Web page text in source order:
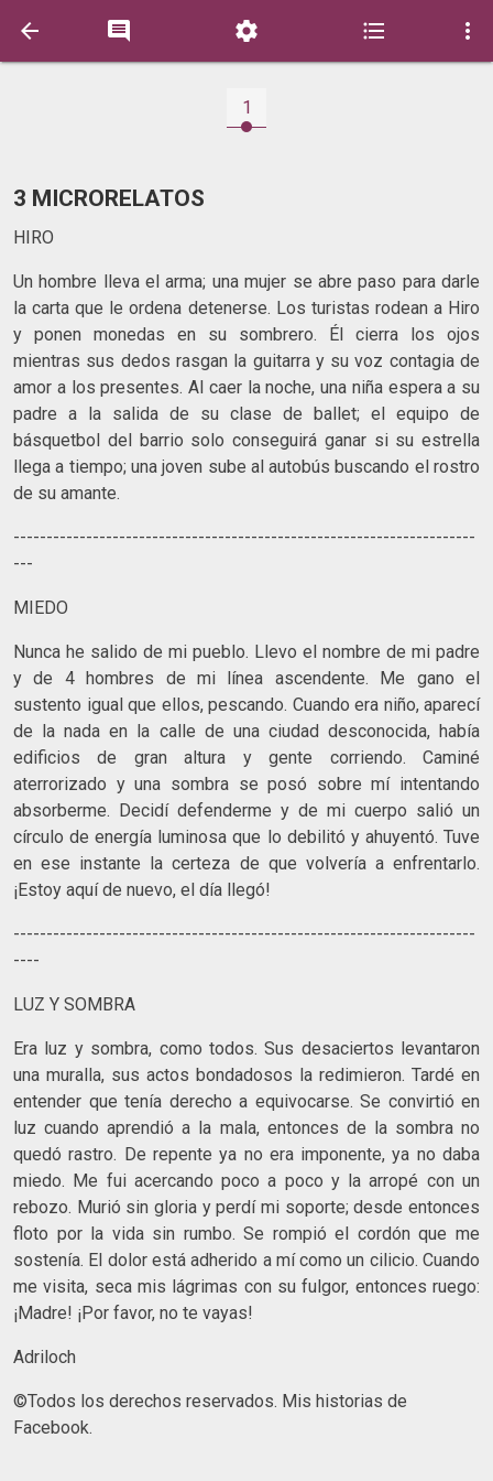
    
1
3 MICRORELATOS
HIRO
Un hombre lleva el arma; una mujer se abre paso para darle
la carta que le ordena detenerse. Los turistas rodean a Hiro
y ponen monedas en su sombrero. Él cierra los ojos
mientras sus dedos rasgan la guitarra y su voz contagia de
amor a los presentes. Al caer la noche, una niña espera a su
padre a la salida de su clase de ballet; el equipo de
básquetbol del barrio solo conseguirá ganar si su estrella
llega a tiempo; una joven sube al autobús buscando el rostro
de su amante.
----------------------------------------------------------------------
---
MIEDO
Nunca he salido de mi pueblo. Llevo el nombre de mi padre
y de 4 hombres de mi línea ascendente. Me gano el
sustento igual que ellos, pescando. Cuando era niño, aparecí
de la nada en la calle de una ciudad desconocida, había
edificios de gran altura y gente corriendo. Caminé
aterrorizado y una sombra se posó sobre mí intentando
absorberme. Decidí defenderme y de mi cuerpo salió un
círculo de energía luminosa que lo debilitó y ahuyentó. Tuve
en ese instante la certeza de que volvería a enfrentarlo.
¡Estoy aquí de nuevo, el día llegó!
----------------------------------------------------------------------
----
LUZ Y SOMBRA
Era luz y sombra, como todos. Sus desaciertos levantaron
una muralla, sus actos bondadosos la redimieron. Tardé en
entender que tenía derecho a equivocarse. Se convirtió en
luz cuando aprendió a la mala, entonces de la sombra no
quedó rastro. De repente ya no era imponente, ya no daba
miedo. Me fui acercando poco a poco y la arropé con un
rebozo. Murió sin gloria y perdí mi soporte; desde entonces
floto por la vida sin rumbo. Se rompió el cordón que me
sostenía. El dolor está adherido a mí como un cilicio. Cuando
me visita, seca mis lágrimas con su fulgor, entonces ruego:
¡Madre! ¡Por favor, no te vayas!
Adriloch
©Todos los derechos reservados. Mis historias de
Facebook.